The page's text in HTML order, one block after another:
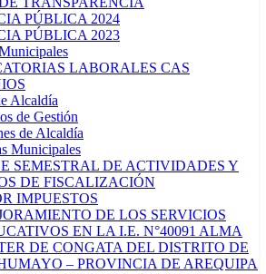
PÚBLICA 2024
PÚBLICA 2023
LABORALES CAS
Alcaldía
de Gestión
de Alcaldía
Municipales
SEMESTRAL DE ACTIVIDADES Y
DE FISCALIZACIÓN
IMPUESTOS
DE LOS SERVICIOS
EN LA I.E. N°40091 ALMA
DE CONGATA DEL DISTRITO DE
– PROVINCIA DE AREQUIPA